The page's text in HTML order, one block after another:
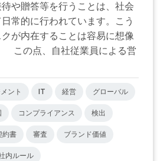
や贈答等を行うことは、社会
常的に行われています。こう
が内在することは容易に想像
この点、自社従業員による営
ント IT 経営 グローバル
コンプライアンス 検出
約書 審査 ブランド価値
内ルール